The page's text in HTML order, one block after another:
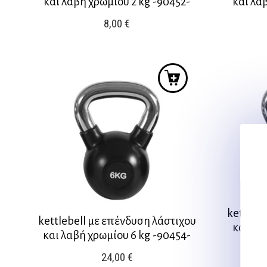
8,00€
kettlebell με επένδυση λάστιχου
και λαβή χρωμίου 6 kg -90454-
24,00 €
και